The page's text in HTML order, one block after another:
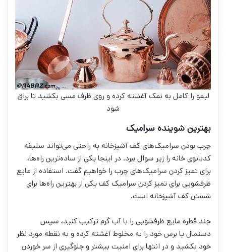
لیمو را کامل به نمک آغشته کرده و روی ظرف مسی بکشید تا براق
شود
بهترین شوینده سرامیک
چرب بودن سرامیک‌های کف آشپزخانه به راحتی می‌تواند سلیقه
کدبانوی خانه را زیر سوال ببرد. در اینجا یکی از ساده‌ترین راه‌ها،
برای تمیز کردن سرامیک‌های چرب را خواهیم گفت. استفاده از مایع
ظرفشویی برای تمیز کردن سرامیک کف یکی از بهترین راه‌ها برای
شستن کف آشپزخانه است.
چند قطره مایع ظرفشویی را با آب گرم ترکیب کنید، سپس
دستمال یا برس خود را به مخلوط آغشته کرده و به نقطه مورد نظر
خود بکشید و در انتها برای امنیت بیشتر و جلوگیری از سر خوردن